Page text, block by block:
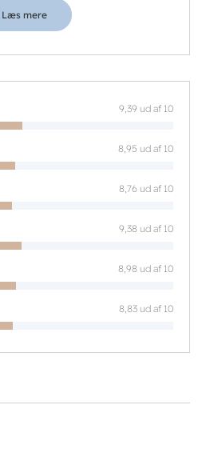
Læs mere
9,39 ud af 10
8,95 ud af 10
8,76 ud af 10
9,38 ud af 10
8,98 ud af 10
8,83 ud af 10